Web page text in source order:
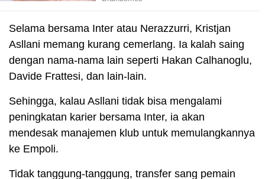
Selama bersama Inter atau Nerazzurri, Kristjan
Asllani memang kurang cemerlang. Ia kalah saing
dengan nama-nama lain seperti Hakan Calhanoglu,
Davide Frattesi, dan lain-lain.
Sehingga, kalau Asllani tidak bisa mengalami
peningkatan karier bersama Inter, ia akan
mendesak manajemen klub untuk memulangkannya
ke Empoli.
Tidak tanggung-tanggung, transfer sang pemain